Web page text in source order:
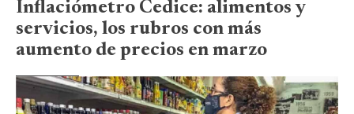
Inflaciómetro Cedice: alimentos y
servicios, los rubros con más
aumento de precios en marzo